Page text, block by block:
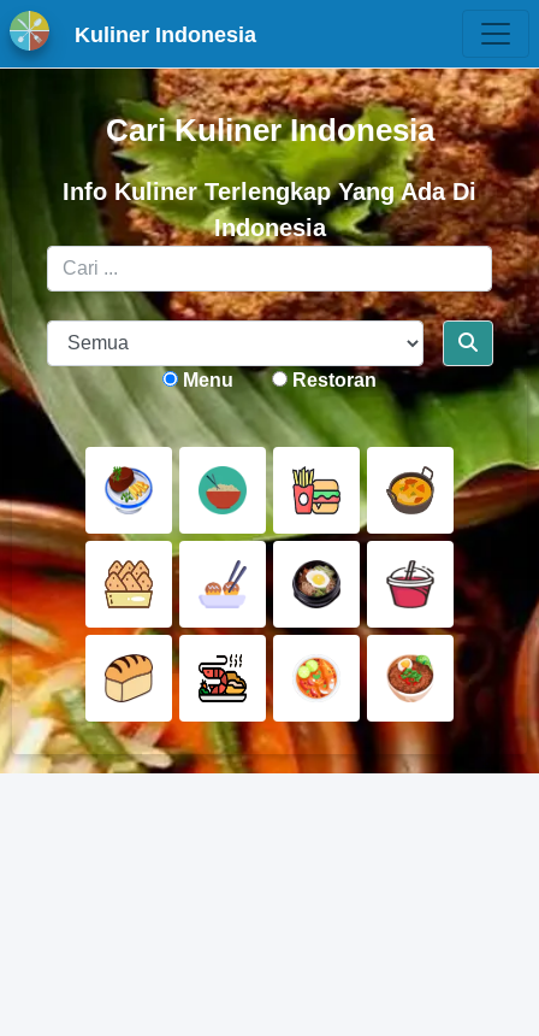
Kuliner Indonesia
Cari Kuliner Indonesia
Info Kuliner Terlengkap Yang Ada Di
Indonesia
Menu Restoran